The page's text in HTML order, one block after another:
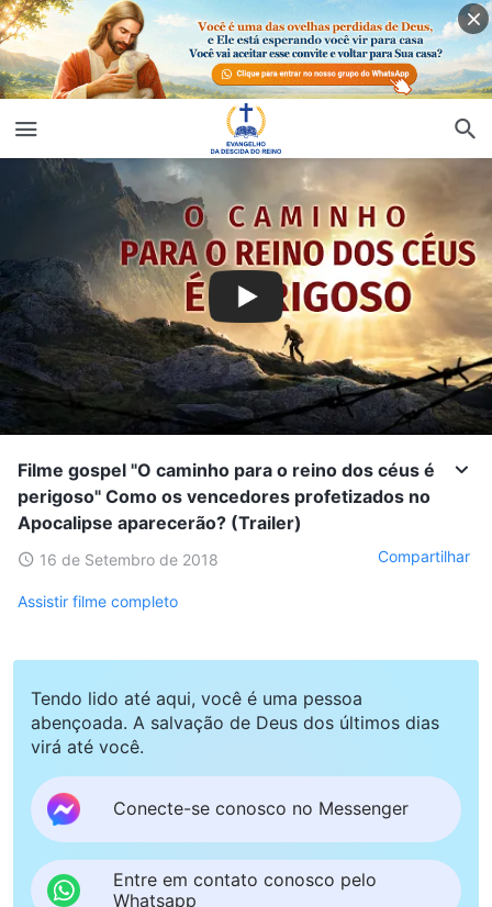
Filme gospel "O caminho para o reino dos céus é
perigoso" Como os vencedores profetizados no
Apocalipse aparecerão? (Trailer)
16 de Setembro de 2018 Compartilhar
Assistir filme completo
Tendo lido até aqui, você é uma pessoa
abençoada. A salvação de Deus dos últimos dias
virá até você.
Conecte-se conosco no Messenger
Entre em contato conosco pelo
Whatsapp